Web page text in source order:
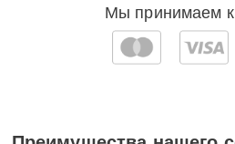
Мы принимаем к